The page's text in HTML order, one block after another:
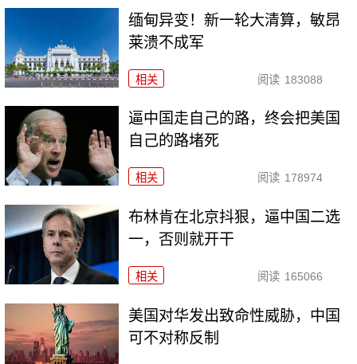
缅甸异变！新一轮大清算，敏昂
莱溃不成军
相关 阅读 183088
逼中国走自己的路，终会把美国
自己的路堵死
相关 阅读 178974
布林肯在北京抖狠，逼中国二选
一，否则就开干
相关 阅读 165066
美国对华发出致命性威胁，中国
可不对称反制